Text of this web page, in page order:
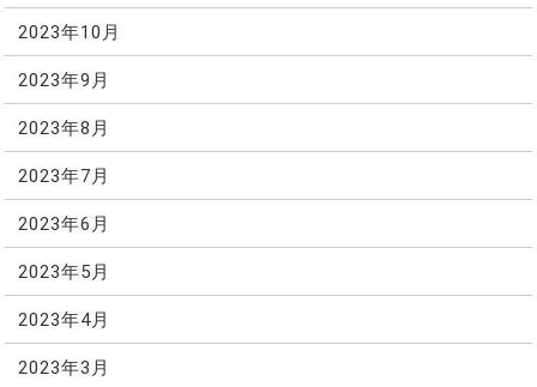
2023年10月
2023年9月
2023年8月
2023年7月
2023年6月
2023年5月
2023年4月
2023年3月